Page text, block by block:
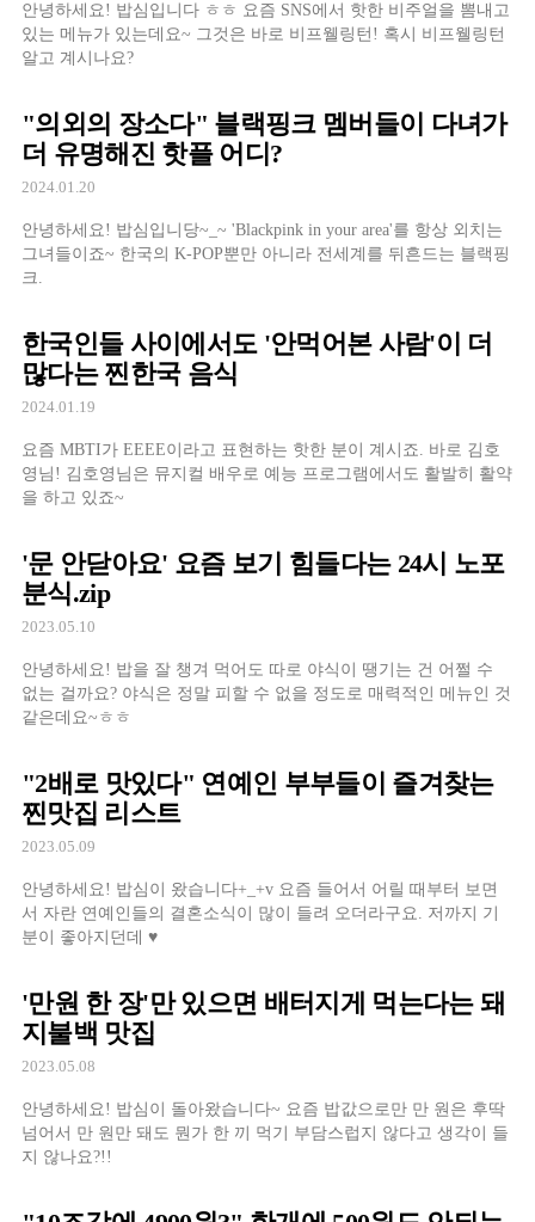
안녕하세요! 밥심입니다 ㅎㅎ 요즘 SNS에서 핫한 비주얼을 뽐내고
있는 메뉴가 있는데요~ 그것은 바로 비프웰링턴! 혹시 비프웰링턴
알고 계시나요?
"의외의 장소다" 블랙핑크 멤버들이 다녀가
더 유명해진 핫플 어디?
2024.01.20
안녕하세요! 밥심입니당~_~ 'Blackpink in your area'를 항상 외치는
그녀들이죠~ 한국의 K-POP뿐만 아니라 전세계를 뒤흔드는 블랙핑
크.
한국인들 사이에서도 '안먹어본 사람'이 더
많다는 찐한국 음식
2024.01.19
요즘 MBTI가 EEEE이라고 표현하는 핫한 분이 계시죠. 바로 김호
영님! 김호영님은 뮤지컬 배우로 예능 프로그램에서도 활발히 활약
을 하고 있죠~
'문 안닫아요' 요즘 보기 힘들다는 24시 노포
분식.zip
2023.05.10
안녕하세요! 밥을 잘 챙겨 먹어도 따로 야식이 땡기는 건 어쩔 수
없는 걸까요? 야식은 정말 피할 수 없을 정도로 매력적인 메뉴인 것
같은데요~ㅎㅎ
"2배로 맛있다" 연예인 부부들이 즐겨찾는
찐맛집 리스트
2023.05.09
안녕하세요! 밥심이 왔습니다+_+v 요즘 들어서 어릴 때부터 보면
서 자란 연예인들의 결혼소식이 많이 들려 오더라구요. 저까지 기
분이 좋아지던데 ♥
'만원 한 장'만 있으면 배터지게 먹는다는 돼
지불백 맛집
2023.05.08
안녕하세요! 밥심이 돌아왔습니다~ 요즘 밥값으로만 만 원은 후딱
넘어서 만 원만 돼도 뭔가 한 끼 먹기 부담스럽지 않다고 생각이 들
지 않나요?!!